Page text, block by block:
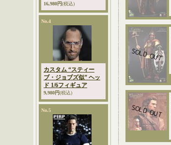
16,980円(税込)
No.4
カスタム “スティー
ブ・ジョブズ似” ヘッ
ド 1/6フィギュア
9,980円(税込)
No.5